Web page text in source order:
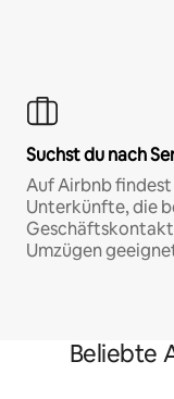
Suchst du nach
Auf Airbnb
Unterkünfte, die
Umzügen
Beliebte